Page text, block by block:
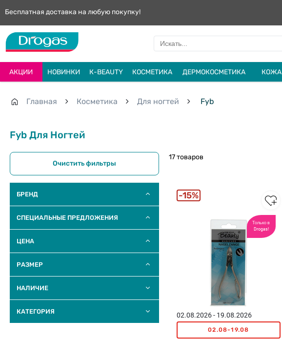
Бесплатная доставка на любую покупку!
АКЦИИ НОВИНКИ К-BEAUTY КОСМЕТИКА ДЕРМОКОСМЕТИКА КОЖА
Главная Косметика Для ногтей Fyb
Fyb Для Ногтей
Очистить фильтры
БРЕНД
СПЕЦИАЛЬНЫЕ ПРЕДЛОЖЕНИЯ
ЦЕНА
РАЗМЕР
НАЛИЧИЕ
КАТЕГОРИЯ
17 товаров
Только в
Drogas!
02.08.2026 - 19.08.2026
02.08-19.08
15%